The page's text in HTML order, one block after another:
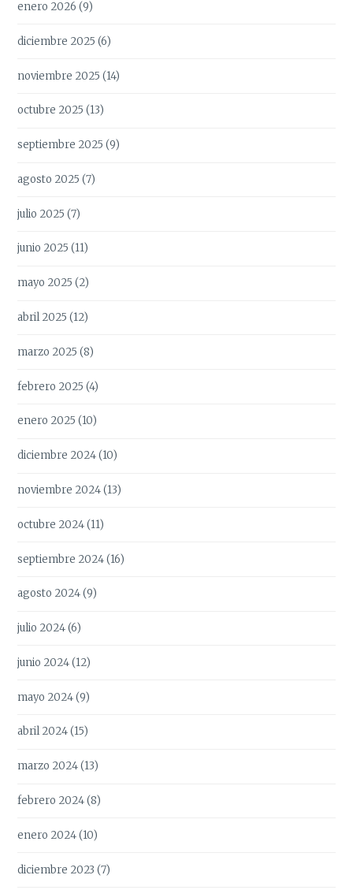
enero 2026 (9)
diciembre 2025 (6)
noviembre 2025 (14)
octubre 2025 (13)
septiembre 2025 (9)
agosto 2025 (7)
julio 2025 (7)
junio 2025 (11)
mayo 2025 (2)
abril 2025 (12)
marzo 2025 (8)
febrero 2025 (4)
enero 2025 (10)
diciembre 2024(10)
noviembre 2024(13)
octubre 2024(11)
septiembre 2024(16)
agosto 2024(9)
julio 2024(6)
junio 2024(12)
mayo 2024(9)
abril 2024(15)
marzo 2024(13)
febrero 2024(8)
enero 2024(10)
diciembre 2023 (7)